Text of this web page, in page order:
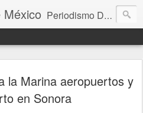
México Periodismo Digital
la Marina aeropuertos y
en Sonora